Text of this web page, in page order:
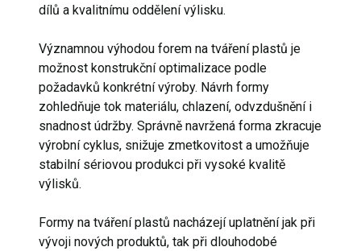
dílů a kvalitnímu oddělení výlisku.
Významnou výhodou forem na tváření plastů je
možnost konstrukční optimalizace podle
požadavků konkrétní výroby. Návrh formy
zohledňuje tok materiálu, chlazení, odvzdušnění i
snadnost údržby. Správně navržená forma zkracuje
výrobní cyklus, snižuje zmetkovitost a umožňuje
stabilní sériovou produkci při vysoké kvalitě
výlisků.
Formy na tváření plastů nacházejí uplatnění jak při
vývoji nových produktů, tak při dlouhodobé